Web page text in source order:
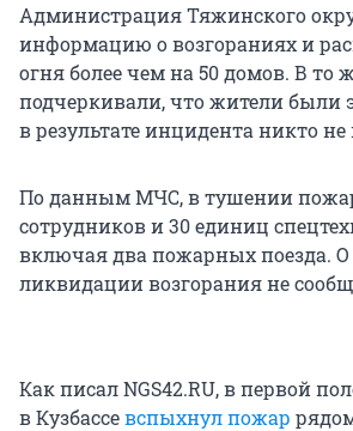
Администрация Тяжинского
информацию о возгораниях и
огня более чем на 50 домов. В то
подчеркивали, что жители были
в результате инцидента никто не
По данным МЧС, в тушении
сотрудников и 30 единиц
включая два пожарных поезда.
ликвидации возгорания не
Как писал NGS42.RU, в первой
в Кузбассевспыхнул пожар